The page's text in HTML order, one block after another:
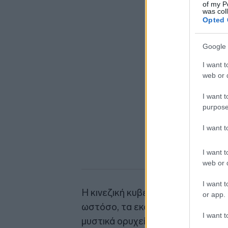
of my
was
Opted
Google
I want
web or
I want
I want
I want
web or
I want
or app.
I want
Η κινεζική κυβέρνηση δεν έχει
ωστόσο, τα εκατομμύρια δολάρια
μυστικά ορυχεία είναι χρήματα